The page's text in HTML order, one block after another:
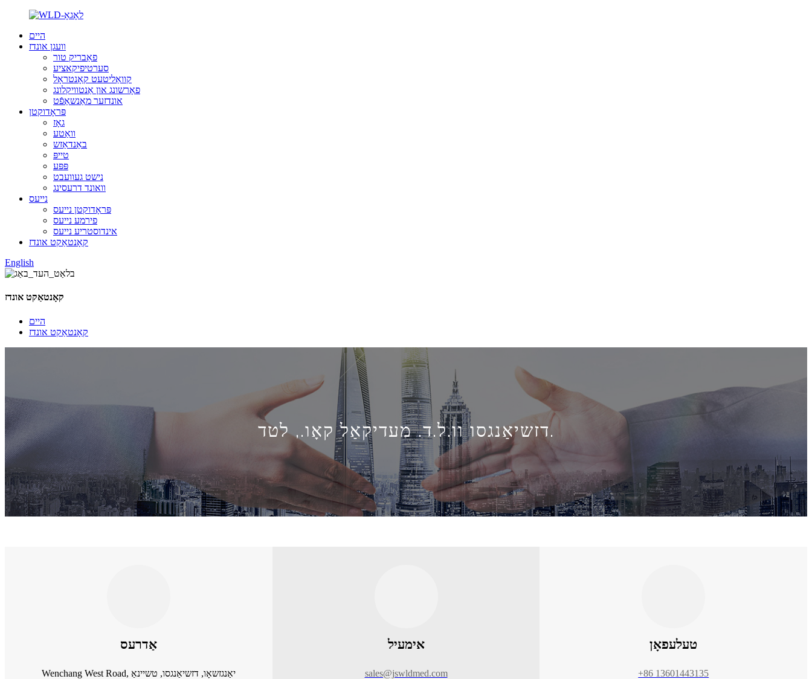
היים
וועגן אונדז
פאַבריק טור
סערטיפיקאציע
קוואַליטעט קאָנטראָל
פאָרשונג און אַנטוויקלונג
אונדזער מאַנשאַפֿט
פּראָדוקטן
גאָז
וואַטע
באַנדאַזש
טייפּ
פּפּע
נישט געוועבט
וואונד דרעסינג
נייעס
פּראָדוקטן נייעס
פירמע נייעס
אינדוסטריע נייעס
קאָנטאַקט אונדז
English
קאָנטאַקט אונדז
היים
קאָנטאַקט אונדז
דזשיאַנגסו וו.ל.ד. מעדיקאַל קאָו., לטד.
אַדרעס
Wenchang West Road, יאַנגזשאָו, דזשיאַנגסו, טשיינאַ
אימעיל
sales@jswldmed.com
טעלעפאָן
+86 13601443135